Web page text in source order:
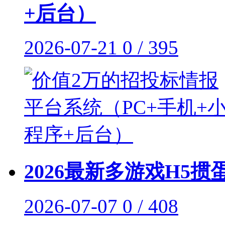
+后台）
2026-07-21 0 / 395
2026最新多游戏H5掼
2026-07-07 0 / 408